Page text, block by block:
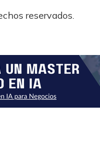
reservados.